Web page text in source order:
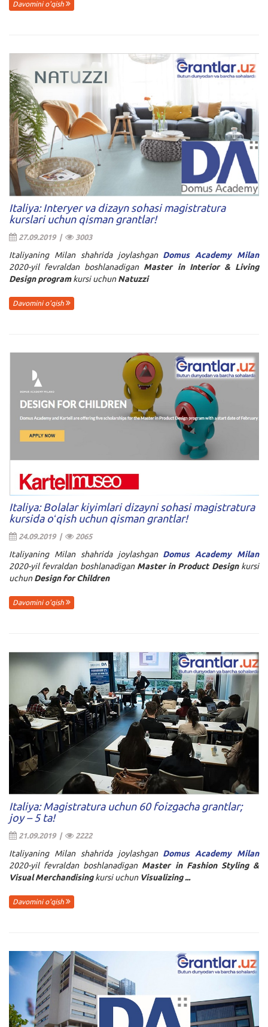
Davomini o'qish
Italiya: Interyer va dizayn sohasi magistratura
kurslari uchun qisman grantlar!
27.09.2019 | 3003
Italiyaning Milan shahrida joylashgan Domus Academy Milan
2020-yil fevraldan boshlanadigan Master in Interior & Living
Design programkursi uchunNatuzzi
Davomini o'qish
Italiya: Bolalar kiyimlari dizayni sohasi magistratura
kursida oʻqish uchun qisman grantlar!
24.09.2019 | 2065
Italiyaning Milan shahrida joylashgan Domus Academy Milan
2020-yil fevraldan boshlanadigan Master in Product Design kursi
uchunDesign for Children
Davomini o'qish
Italiya: Magistratura uchun 60 foizgacha grantlar;
joy – 5 ta!
21.09.2019 | 2222
Italiyaning Milan shahrida joylashgan Domus Academy Milan
2020-yil fevraldan boshlanadigan Master in Fashion Styling &
Visual Merchandisingkursi uchun Visualizing ...
Davomini o'qish